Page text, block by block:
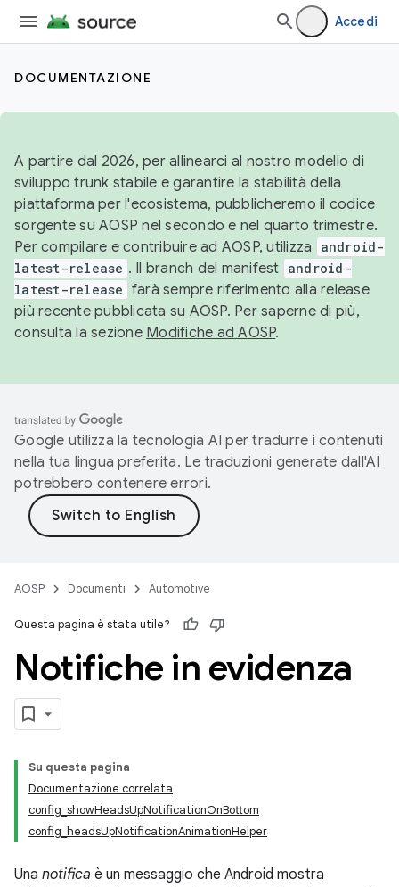
Accedi
DOCUMENTAZIONE
A partire dal 2026, per allinearci al nostro modello di
sviluppo trunk stabile e garantire la stabilità della
piattaforma per l'ecosistema, pubblicheremo il codice
sorgente su AOSP nel secondo e nel quarto trimestre.
Per compilare e contribuire ad AOSP, utilizza
android-
latest-release . Il branch del manifest android-
latest-release farà sempre riferimento alla release
più recente pubblicata su AOSP. Per saperne di più,
consulta la sezione Modifiche ad AOSP.
Google utilizza la tecnologia AI per tradurre i contenuti
nella tua lingua preferita. Le traduzioni generate dall'AI
potrebbero contenere errori.
AOSP Documenti Automotive
Questa pagina è stata utile?
Notifiche in evidenza
Su questa pagina
Documentazione correlata
config_showHeadsUpNotificationOnBottom
config_headsUpNotificationAnimationHelper
Una notifica è un messaggio che Android mostra